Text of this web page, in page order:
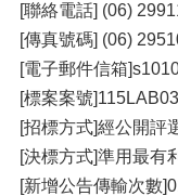
[聯絡電話] (06)
[傳真號碼] (06)
[電子郵件信箱
[標案案號
[招標方式]經公開評
[決標方式]準用最有
[新增公告傳輸次數